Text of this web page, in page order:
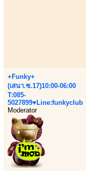
+Funky+
(เสนา.ซ.17)10:00-06:00
T:085-
5027899♥Line:funkyclub
Moderator